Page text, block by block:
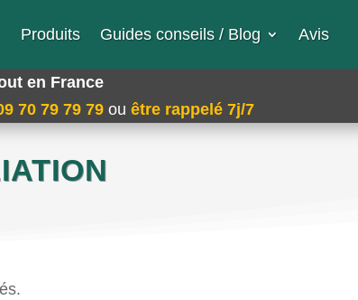
Produits Guides conseils / Blog Avis
en France
70 79 79 79 ou être rappelé 7j/7